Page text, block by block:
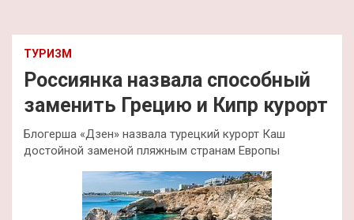
ТУРИЗМ
Россиянка назвала способный
заменить Грецию и Кипр курорт
Блогерша «Дзен» назвала турецкий курорт Каш
достойной заменой пляжным странам Европы